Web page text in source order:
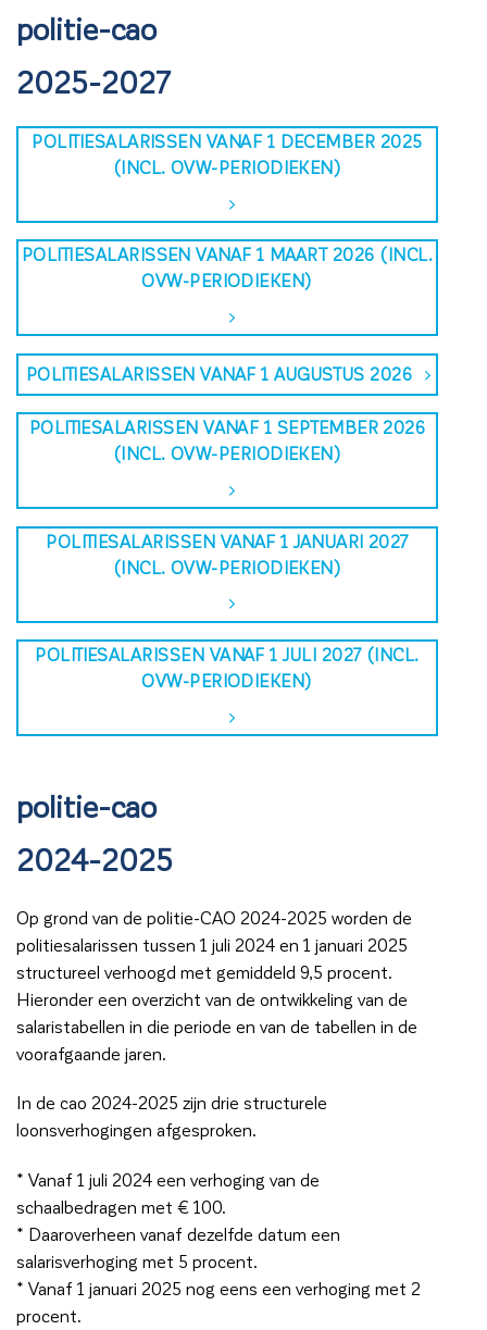
politie-cao
2025-2027
POLITIESALARISSEN VANAF 1 DECEMBER 2025
(INCL. OVW-PERIODIEKEN)
POLITIESALARISSEN VANAF 1 MAART 2026 (INCL.
OVW-PERIODIEKEN)
POLITIESALARISSEN VANAF 1 AUGUSTUS 2026
POLITIESALARISSEN VANAF 1 SEPTEMBER 2026
(INCL. OVW-PERIODIEKEN)
POLITIESALARISSEN VANAF 1 JANUARI 2027
(INCL. OVW-PERIODIEKEN)
POLITIESALARISSEN VANAF 1 JULI 2027 (INCL.
OVW-PERIODIEKEN)
politie-cao
2024-2025
Op grond van de politie-CAO 2024-2025 worden de
politiesalarissen tussen 1 juli 2024 en 1 januari 2025
structureel verhoogd met gemiddeld 9,5 procent.
Hieronder een overzicht van de ontwikkeling van de
salaristabellen in die periode en van de tabellen in de
voorafgaande jaren.
In de cao 2024-2025 zijn drie structurele
loonsverhogingen afgesproken.
* Vanaf 1 juli 2024 een verhoging van de
schaalbedragen met € 100.
* Daaroverheen vanaf dezelfde datum een
salarisverhoging met 5 procent.
* Vanaf 1 januari 2025 nog eens een verhoging met 2
procent.